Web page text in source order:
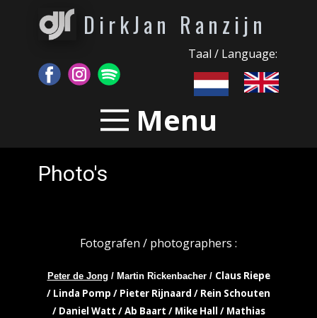
DirkJan Ranzijn
Taal / Language:
Menu
Photo's
Fotografen / photographers :
Peter de Jong / Martin Rickenbacher / Claus Riepe
/ Linda Pomp / Pieter Rijnaard / Rein Schouten
/ Daniel Watt / Ab Baart / Mike Hall / Mathias